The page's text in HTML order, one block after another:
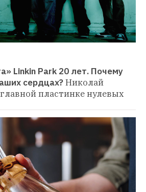
Linkin Park 20 лет. Почему
сердцах?Николай
пластинке нулевых